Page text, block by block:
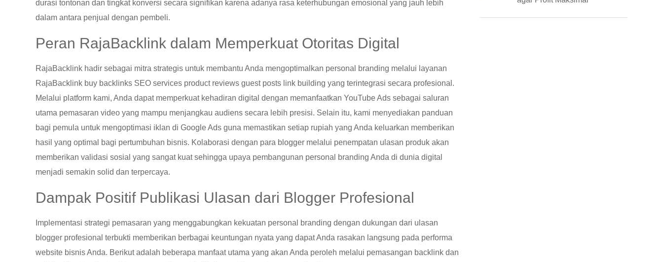
durasi tontonan dan tingkat konversi secara signifikan karena adanya rasa keterhubungan emosional yang jauh lebih
dalam antara penjual dengan pembeli.
Peran RajaBacklink dalam Memperkuat Otoritas Digital
RajaBacklink hadir sebagai mitra strategis untuk membantu Anda mengoptimalkan personal branding melalui layanan
RajaBacklink buy backlinks SEO services product reviews guest posts link building yang terintegrasi secara profesional.
Melalui platform kami, Anda dapat memperkuat kehadiran digital dengan memanfaatkan YouTube Ads sebagai saluran
utama pemasaran video yang mampu menjangkau audiens secara lebih presisi. Selain itu, kami menyediakan panduan
bagi pemula untuk mengoptimasi iklan di Google Ads guna memastikan setiap rupiah yang Anda keluarkan memberikan
hasil yang optimal bagi pertumbuhan bisnis. Kolaborasi dengan para blogger melalui penempatan ulasan produk akan
memberikan validasi sosial yang sangat kuat sehingga upaya pembangunan personal branding Anda di dunia digital
menjadi semakin solid dan terpercaya.
Dampak Positif Publikasi Ulasan dari Blogger Profesional
Implementasi strategi pemasaran yang menggabungkan kekuatan personal branding dengan dukungan dari ulasan
blogger profesional terbukti memberikan berbagai keuntungan nyata yang dapat Anda rasakan langsung pada performa
website bisnis Anda. Berikut adalah beberapa manfaat utama yang akan Anda peroleh melalui pemasangan backlink dan